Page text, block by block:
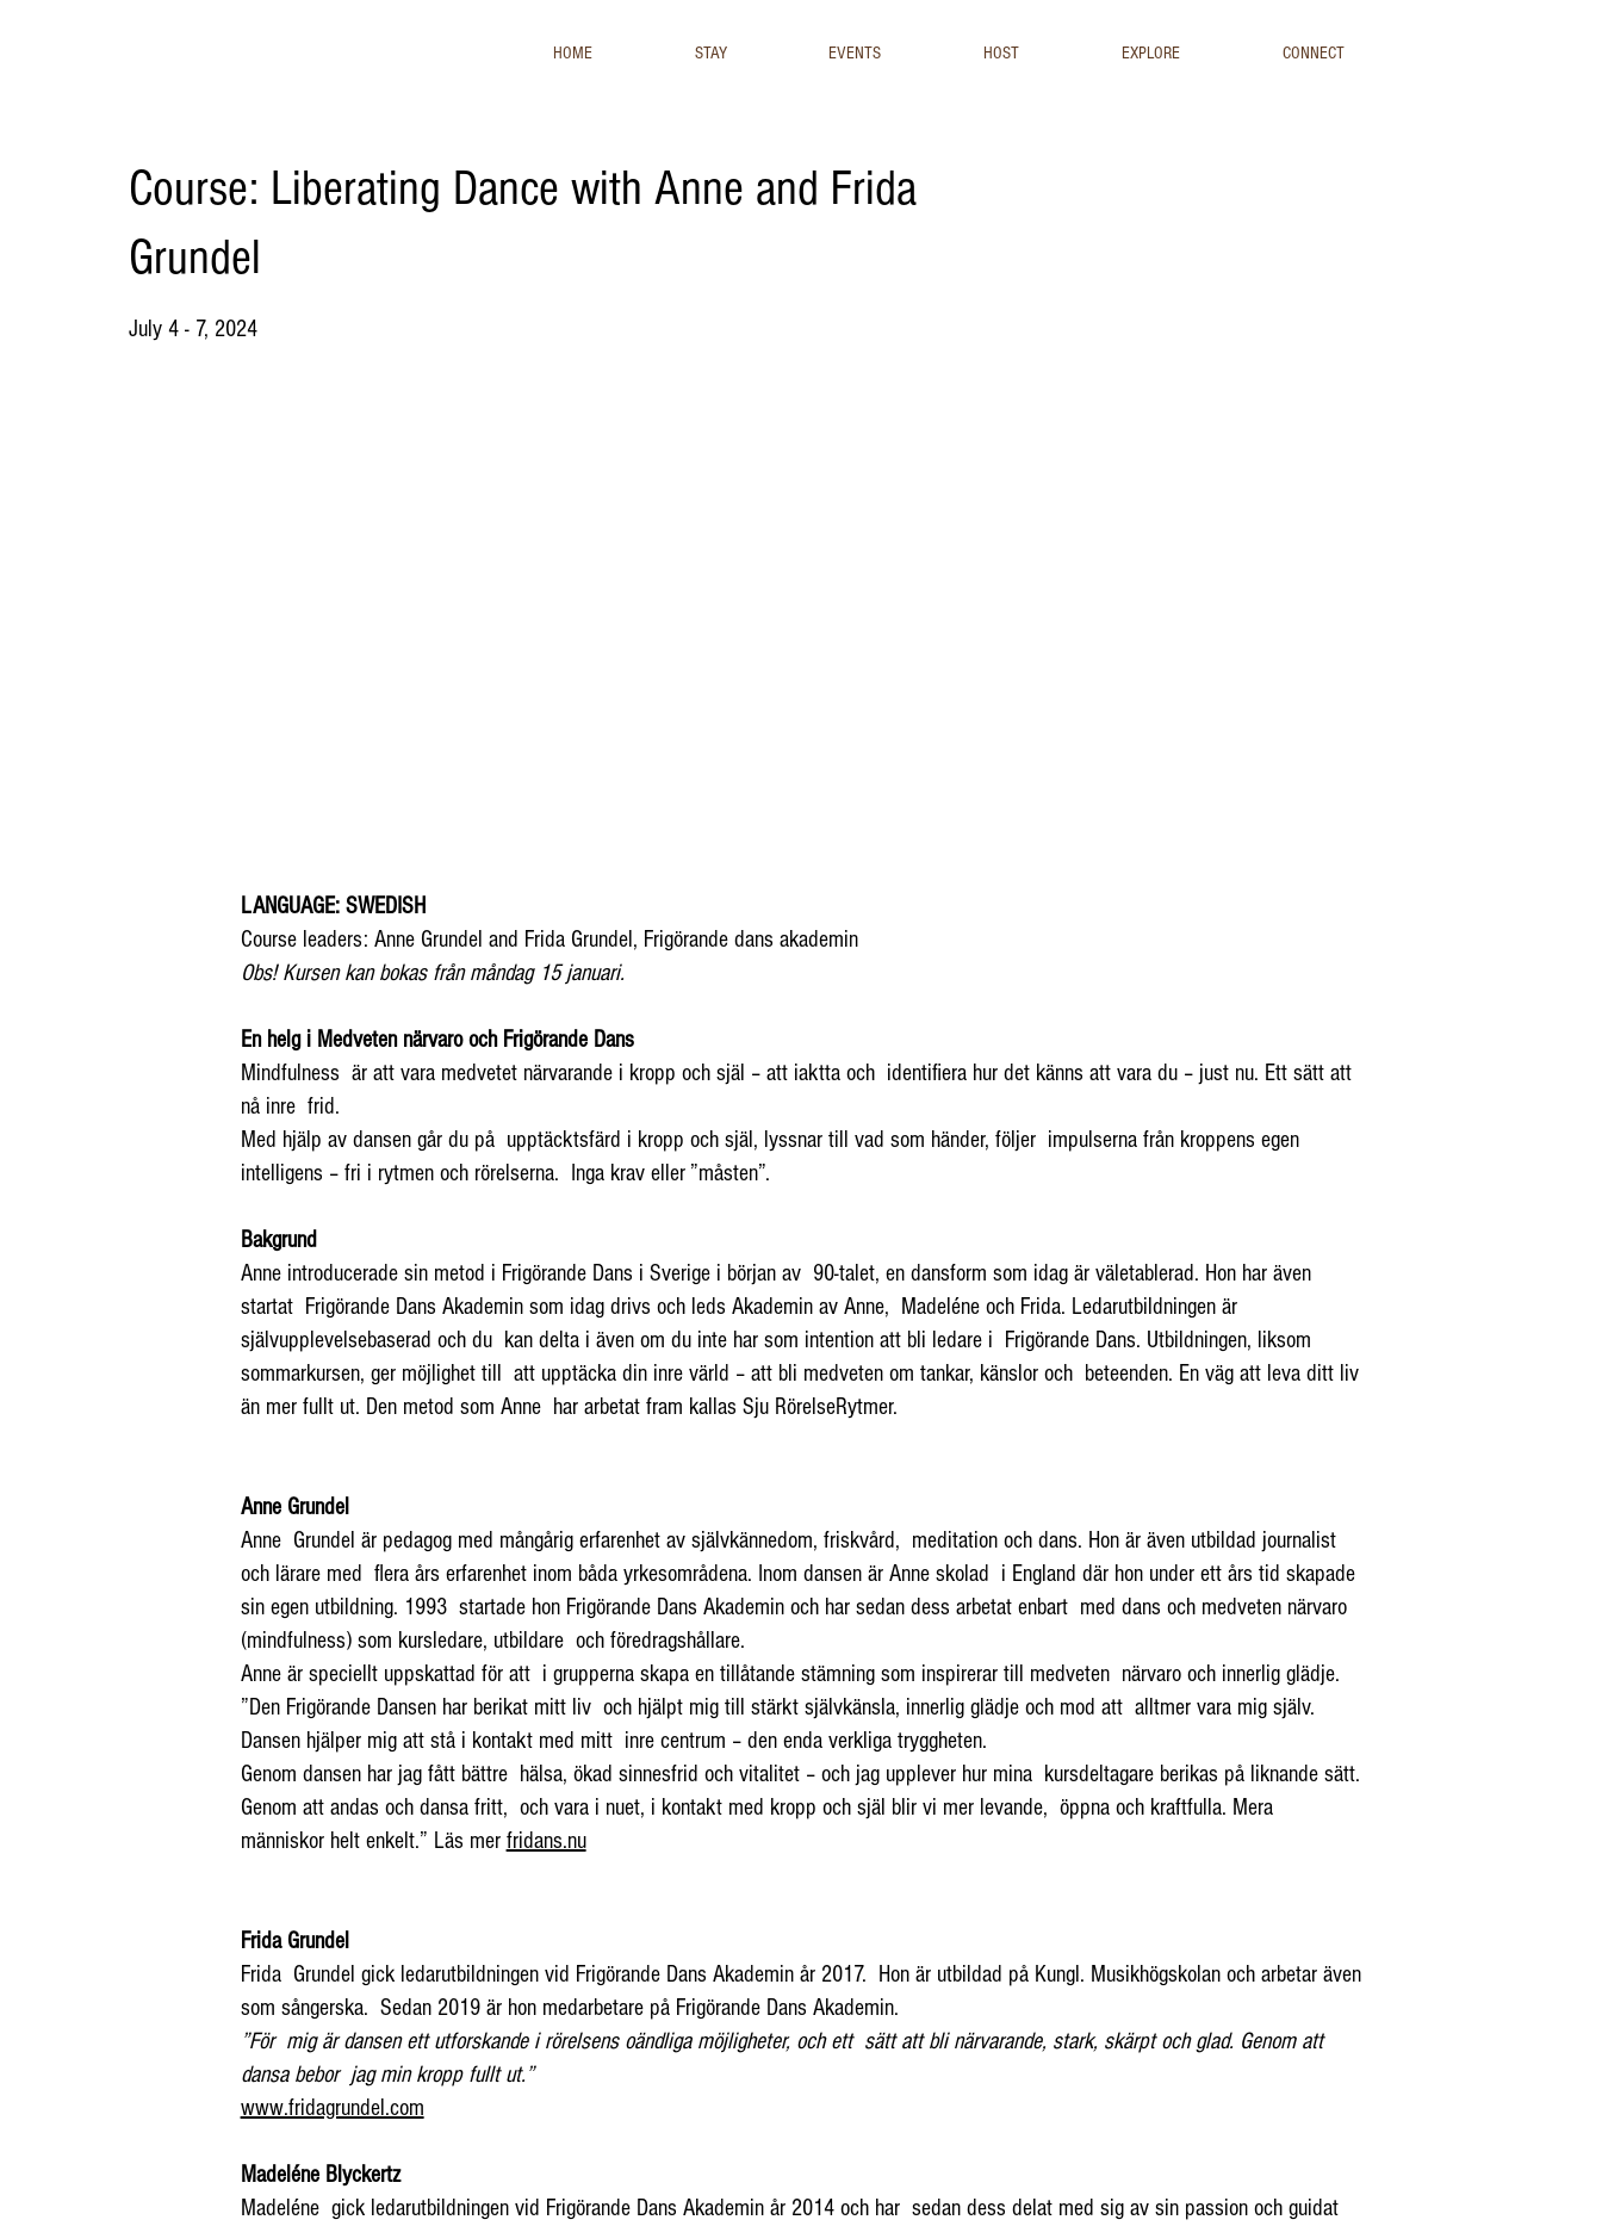
HOME STAY EVENTS HOST EXPLORE CONNECT
​Course: Liberating Dance with Anne and Frida
Grundel
July 4 - 7, 2024
LANGUAGE: SWEDISH
Course leaders: Anne Grundel and Frida Grundel, Frigörande dans akademin
Obs! Kursen kan bokas från måndag 15 januari.
En helg i Medveten närvaro och Frigörande Dans
Mindfulness är att vara medvetet närvarande i kropp och själ – att iaktta och identifiera hur det känns att vara du – just nu. Ett sätt att
nå inre frid.
Med hjälp av dansen går du på upptäcktsfärd i kropp och själ, lyssnar till vad som händer, följer impulserna från kroppens egen
intelligens – fri i rytmen och rörelserna. Inga krav eller ”måsten”.
Bakgrund
Anne introducerade sin metod i Frigörande Dans i Sverige i början av 90-talet, en dansform som idag är väletablerad. Hon har även
startat Frigörande Dans Akademin som idag drivs och leds Akademin av Anne, Madeléne och Frida. Ledarutbildningen är
självupplevelsebaserad och du kan delta i även om du inte har som intention att bli ledare i Frigörande Dans. Utbildningen, liksom
sommarkursen, ger möjlighet till att upptäcka din inre värld – att bli medveten om tankar, känslor och beteenden. En väg att leva ditt liv
än mer fullt ut. Den metod som Anne har arbetat fram kallas Sju RörelseRytmer.
Anne Grundel
Anne Grundel är pedagog med mångårig erfarenhet av självkännedom, friskvård, meditation och dans. Hon är även utbildad journalist
och lärare med flera års erfarenhet inom båda yrkesområdena. Inom dansen är Anne skolad i England där hon under ett års tid skapade
sin egen utbildning. 1993 startade hon Frigörande Dans Akademin och har sedan dess arbetat enbart med dans och medveten närvaro
(mindfulness) som kursledare, utbildare och föredragshållare.
Anne är speciellt uppskattad för att i grupperna skapa en tillåtande stämning som inspirerar till medveten närvaro och innerlig glädje.
”Den Frigörande Dansen har berikat mitt liv och hjälpt mig till stärkt självkänsla, innerlig glädje och mod att alltmer vara mig själv.
Dansen hjälper mig att stå i kontakt med mitt inre centrum – den enda verkliga tryggheten.
Genom dansen har jag fått bättre hälsa, ökad sinnesfrid och vitalitet – och jag upplever hur mina kursdeltagare berikas på liknande sätt.
Genom att andas och dansa fritt, och vara i nuet, i kontakt med kropp och själ blir vi mer levande, öppna och kraftfulla. Mera
människor helt enkelt.” Läs mer fridans.nu
Frida Grundel
Frida Grundel gick ledarutbildningen vid Frigörande Dans Akademin år 2017. Hon är utbildad på Kungl. Musikhögskolan och arbetar även
som sångerska. Sedan 2019 är hon medarbetare på Frigörande Dans Akademin.
”För mig är dansen ett utforskande i rörelsens oändliga möjligheter, och ett sätt att bli närvarande, stark, skärpt och glad. Genom att
dansa bebor jag min kropp fullt ut.”
www.fridagrundel.com
Madeléne Blyckertz
Madeléne gick ledarutbildningen vid Frigörande Dans Akademin år 2014 och har sedan dess delat med sig av sin passion och guidat